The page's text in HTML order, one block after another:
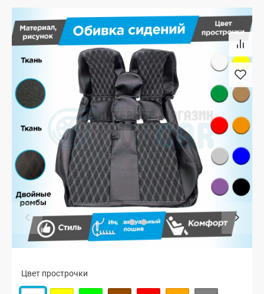
Цвет прострочки